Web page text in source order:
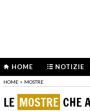
HOME NOTIZIE
HOME > MOSTRE
LE MOSTRE CHE